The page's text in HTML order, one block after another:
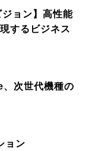
ジョン】高性能
するビジネス
次世代機種の
ョン